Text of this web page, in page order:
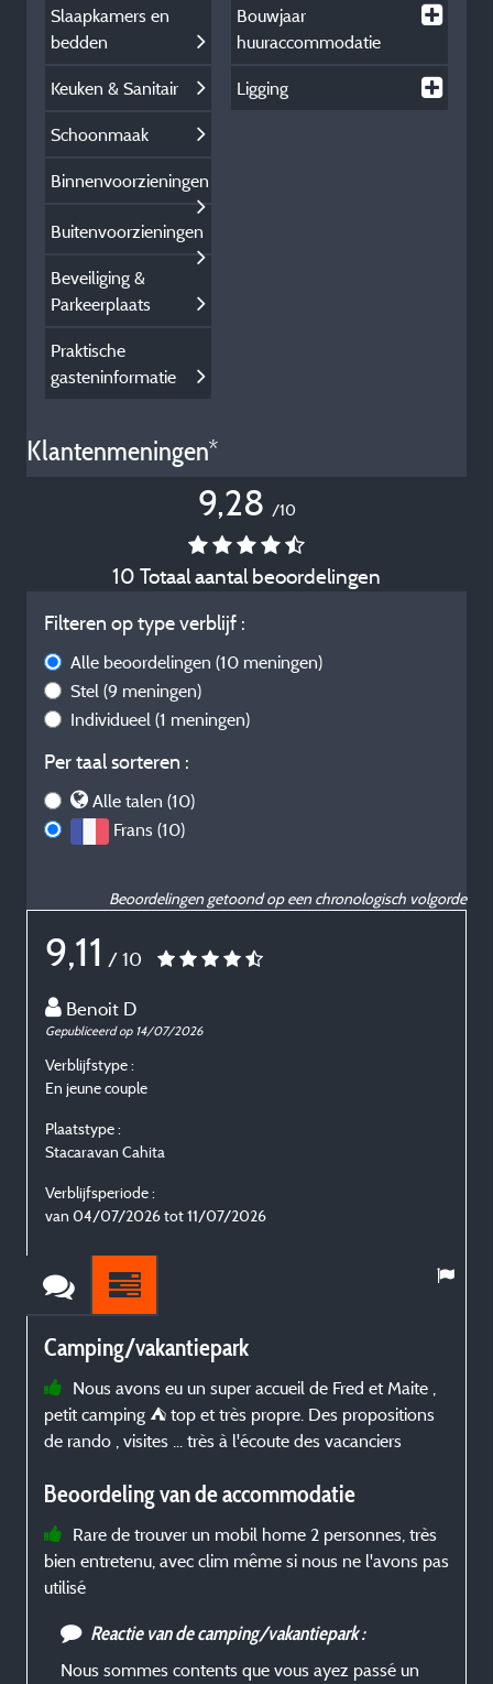
Slaapkamers en
bedden
Keuken & Sanitair
Schoonmaak
Binnenvoorzieningen
Buitenvoorzieningen
Beveiliging &
Parkeerplaats
Praktische
gasteninformatie
Bouwjaar
huuraccommodatie
Ligging
Klantenmeningen*
9,28 /10
10 Totaal aantal beoordelingen
Filteren op type verblijf :
Alle beoordelingen (10 meningen)
Stel (9 meningen)
Individueel (1 meningen)
Per taal sorteren :
Alle talen (10)
Frans (10)
Beoordelingen getoond op een chronologisch volgorde
9,11 / 10
Benoit D
Gepubliceerd op 14/07/2026
Verblijfstype :
En jeune couple
Plaatstype :
Stacaravan Cahita
Verblijfsperiode :
van 04/07/2026 tot 11/07/2026
Camping/vakantiepark
Nous avons eu un super accueil de Fred et Maite ,
petit camping ⛺️ top et très propre. Des propositions
de rando , visites ... très à l'écoute des vacanciers
Beoordeling van de accommodatie
Rare de trouver un mobil home 2 personnes, très
bien entretenu, avec clim même si nous ne l'avons pas
utilisé
Reactie van de camping/vakantiepark :
Nous sommes contents que vous ayez passé un